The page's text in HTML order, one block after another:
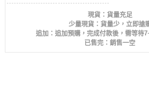
現貨：貨量充足
少量現貨：貨量少，立即搶
追加：追加預購，完成付款後，需等待
已售完：銷售一空